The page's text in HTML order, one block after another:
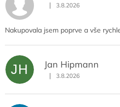
Hodnocení obchodu je
| 3.8.2026
Nakupovala jsem poprve a vše
JH Jan Hipmann
Hodnocení obchodu je
| 3.8.2026